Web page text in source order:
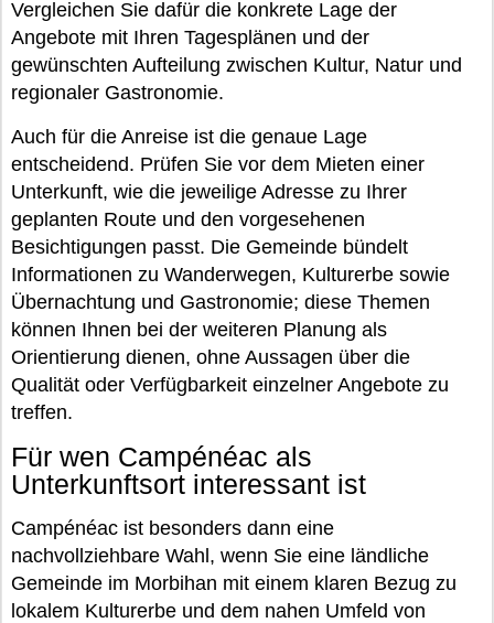
Vergleichen Sie dafür die konkrete Lage der
Angebote mit Ihren Tagesplänen und der
gewünschten Aufteilung zwischen Kultur, Natur und
regionaler Gastronomie.
Auch für die Anreise ist die genaue Lage
entscheidend. Prüfen Sie vor dem Mieten einer
Unterkunft, wie die jeweilige Adresse zu Ihrer
geplanten Route und den vorgesehenen
Besichtigungen passt. Die Gemeinde bündelt
Informationen zu Wanderwegen, Kulturerbe sowie
Übernachtung und Gastronomie; diese Themen
können Ihnen bei der weiteren Planung als
Orientierung dienen, ohne Aussagen über die
Qualität oder Verfügbarkeit einzelner Angebote zu
treffen.
Für wen Campénéac als
Unterkunftsort interessant ist
Campénéac ist besonders dann eine
nachvollziehbare Wahl, wenn Sie eine ländliche
Gemeinde im Morbihan mit einem klaren Bezug zu
lokalem Kulturerbe und dem nahen Umfeld von